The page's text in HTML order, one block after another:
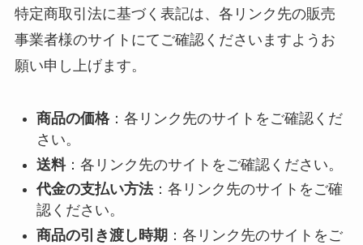
特定商取引法に基づく表記は、各リンク先の販売
事業者様のサイトにてご確認くださいますようお
願い申し上げます。
商品の価格：各リンク先のサイトをご確認くだ
さい。
送料：各リンク先のサイトをご確認ください。
代金の支払い方法：各リンク先のサイトをご確
認ください。
商品の引き渡し時期 ：各リンク先のサイトをご